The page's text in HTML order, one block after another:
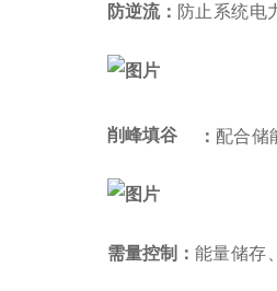
防逆流： 防止系统电
削峰填谷 ： 配合储
需量控制： 能量储存